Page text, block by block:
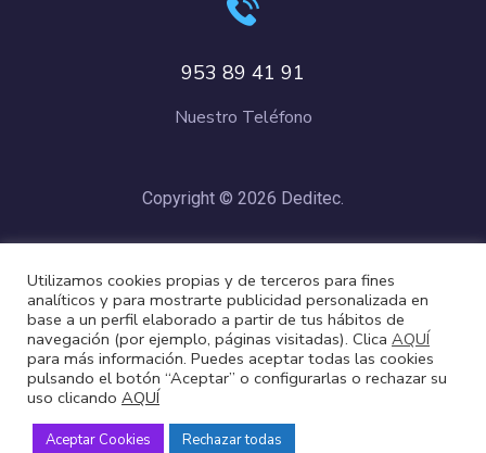
953 89 41 91
Nuestro Teléfono
Copyright © 2026 Deditec.
Cookies
Utilizamos cookies propias y de terceros para fines
analíticos y para mostrarte publicidad personalizada en
base a un perfil elaborado a partir de tus hábitos de
navegación (por ejemplo, páginas visitadas). Clica AQUÍ
para más información. Puedes aceptar todas las cookies
pulsando el botón “Aceptar” o configurarlas o rechazar su
uso clicando AQUÍ
Aceptar Cookies Rechazar todas